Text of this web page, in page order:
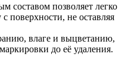
составом позволяет легко
с поверхности, не оставляя
влаге и выцветанию,
до её удаления.